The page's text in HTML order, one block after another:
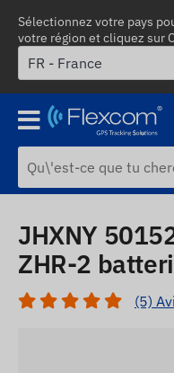
Sélectionnez votre pays
votre région et cliquez sur
JHXNY
ZHR-2
(5)